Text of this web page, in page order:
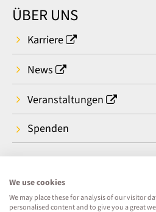
ÜBER UNS
Karriere
News
Veranstaltungen
Spenden
We use cookies
We may place these for analysis of our visitor
personalised content and to give you a great